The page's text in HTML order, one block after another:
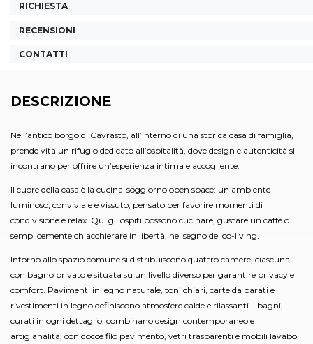
RICHIESTA
RECENSIONI
CONTATTI
DESCRIZIONE
Nell’antico borgo di Cavrasto, all’interno di una storica casa di famiglia,
prende vita un rifugio dedicato all’ospitalità, dove design e autenticità si
incontrano per offrire un’esperienza intima e accogliente.
Il cuore della casa è la cucina-soggiorno open space: un ambiente
luminoso, conviviale e vissuto, pensato per favorire momenti di
condivisione e relax. Qui gli ospiti possono cucinare, gustare un caffè o
semplicemente chiacchierare in libertà, nel segno del co-living.
Intorno allo spazio comune si distribuiscono quattro camere, ciascuna
con bagno privato e situata su un livello diverso per garantire privacy e
comfort. Pavimenti in legno naturale, toni chiari, carte da parati e
rivestimenti in legno definiscono atmosfere calde e rilassanti. I bagni,
curati in ogni dettaglio, combinano design contemporaneo e
artigianalità, con docce filo pavimento, vetri trasparenti e mobili lavabo